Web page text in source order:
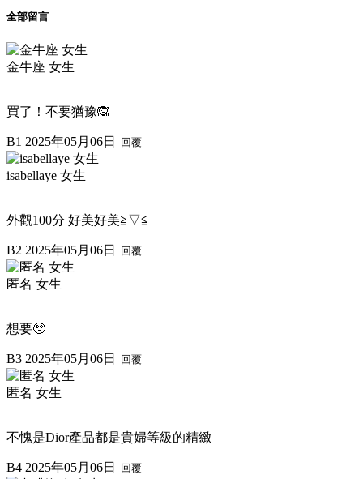
全部留言
金牛座 女生
買了！不要猶豫🙉
B1 2025年05月06日 回覆
isabellaye 女生
外觀100分 好美好美≧▽≦
B2 2025年05月06日 回覆
匿名 女生
想要🥹
B3 2025年05月06日 回覆
匿名 女生
不愧是Dior產品都是貴婦等級的精緻
B4 2025年05月06日 回覆